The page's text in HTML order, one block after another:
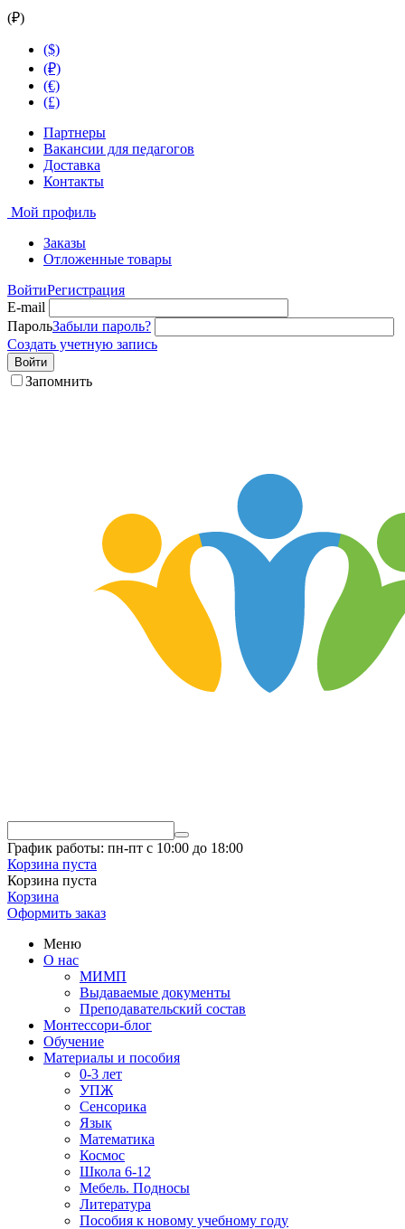
(₽)
($)
(₽)
(€)
(£)
Партнеры
Вакансии для педагогов
Доставка
Контакты
Мой профиль
Заказы
Отложенные товары
ВойтиРегистрация
E-mail
ПарольЗабыли пароль?
Создать учетную запись
Войти
Запомнить
График работы: пн-пт с 10:00 до 18:00
Корзина пуста
Корзина пуста
Корзина
Оформить заказ
Меню
О нас
МИМП
Выдаваемые документы
Преподавательский состав
Монтессори-блог
Обучение
Материалы и пособия
0-3 лет
УПЖ
Сенсорика
Язык
Математика
Космос
Школа 6-12
Мебель. Подносы
Литература
Пособия к новому учебному году